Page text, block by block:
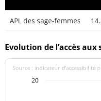
APL des sage-femmes
Evolution de l’accès aux
Source : indicateur d’accessibilité
20